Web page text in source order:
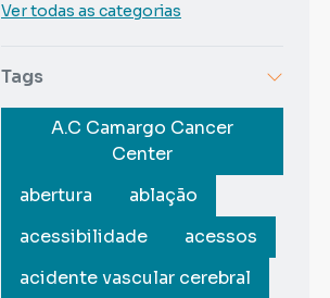
Ver todas as categorias
Tags
A.C Camargo Cancer
Center
abertura
ablação
acessibilidade
acessos
acidente vascular cerebral